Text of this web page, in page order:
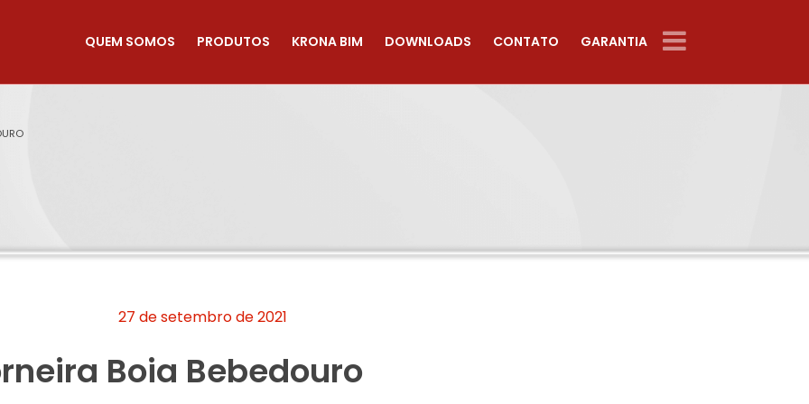
QUEM SOMOS PRODUTOS KRONA BIM DOWNLOADS CONTATO GARANTIA
27 de setembro de 2021
Boia Bebedouro